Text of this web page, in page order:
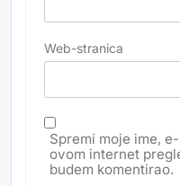
Web-stranica
Spremi moje ime,
ovom internet
budem komentirao.